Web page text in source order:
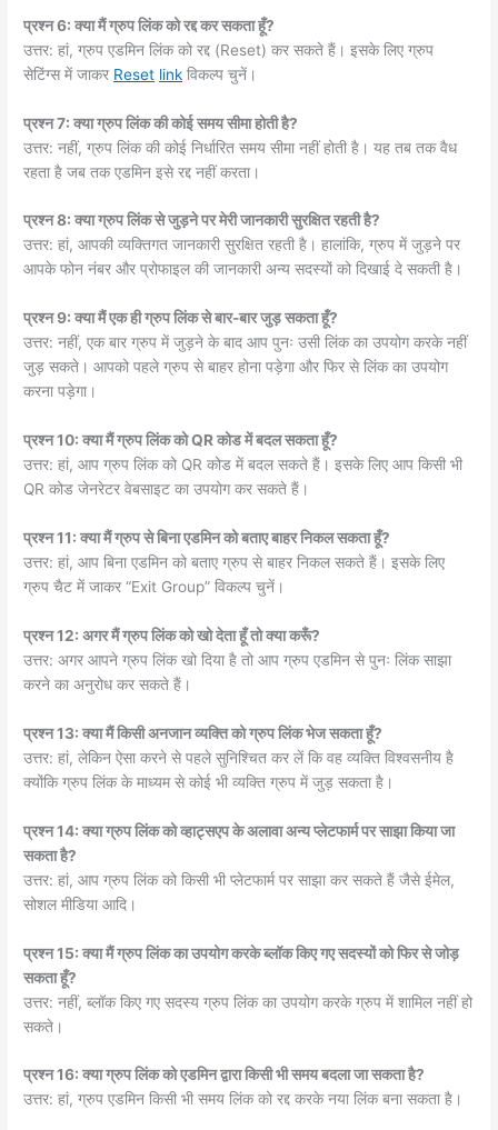
प्रश्न 6: क्या मैं ग्रुप लिंक को रद्द कर सकता हूँ?
उत्तर: हां, ग्रुप एडमिन लिंक को रद्द (Reset) कर सकते हैं। इसके लिए ग्रुप
सेटिंग्स में जाकर Reset link विकल्प चुनें।
प्रश्न 7: क्या ग्रुप लिंक की कोई समय सीमा होती है?
उत्तर: नहीं, ग्रुप लिंक की कोई निर्धारित समय सीमा नहीं होती है। यह तब तक वैध
रहता है जब तक एडमिन इसे रद्द नहीं करता।
प्रश्न 8: क्या ग्रुप लिंक से जुड़ने पर मेरी जानकारी सुरक्षित रहती है?
उत्तर: हां, आपकी व्यक्तिगत जानकारी सुरक्षित रहती है। हालांकि, ग्रुप में जुड़ने पर
आपके फोन नंबर और प्रोफाइल की जानकारी अन्य सदस्यों को दिखाई दे सकती है।
प्रश्न 9: क्या मैं एक ही ग्रुप लिंक से बार-बार जुड़ सकता हूँ?
उत्तर: नहीं, एक बार ग्रुप में जुड़ने के बाद आप पुनः उसी लिंक का उपयोग करके नहीं
जुड़ सकते। आपको पहले ग्रुप से बाहर होना पड़ेगा और फिर से लिंक का उपयोग
करना पड़ेगा।
प्रश्न 10: क्या मैं ग्रुप लिंक को QR कोड में बदल सकता हूँ?
उत्तर: हां, आप ग्रुप लिंक को QR कोड में बदल सकते हैं। इसके लिए आप किसी भी
QR कोड जेनरेटर वेबसाइट का उपयोग कर सकते हैं।
प्रश्न 11: क्या मैं ग्रुप से बिना एडमिन को बताए बाहर निकल सकता हूँ?
उत्तर: हां, आप बिना एडमिन को बताए ग्रुप से बाहर निकल सकते हैं। इसके लिए
ग्रुप चैट में जाकर “Exit Group” विकल्प चुनें।
प्रश्न 12: अगर मैं ग्रुप लिंक को खो देता हूँ तो क्या करूँ?
उत्तर: अगर आपने ग्रुप लिंक खो दिया है तो आप ग्रुप एडमिन से पुनः लिंक साझा
करने का अनुरोध कर सकते हैं।
प्रश्न 13: क्या मैं किसी अनजान व्यक्ति को ग्रुप लिंक भेज सकता हूँ?
उत्तर: हां, लेकिन ऐसा करने से पहले सुनिश्चित कर लें कि वह व्यक्ति विश्वसनीय है
क्योंकि ग्रुप लिंक के माध्यम से कोई भी व्यक्ति ग्रुप में जुड़ सकता है।
प्रश्न 14: क्या ग्रुप लिंक को व्हाट्सएप के अलावा अन्य प्लेटफार्म पर साझा किया जा
सकता है?
उत्तर: हां, आप ग्रुप लिंक को किसी भी प्लेटफार्म पर साझा कर सकते हैं जैसे ईमेल,
सोशल मीडिया आदि।
प्रश्न 15: क्या मैं ग्रुप लिंक का उपयोग करके ब्लॉक किए गए सदस्यों को फिर से जोड़
सकता हूँ?
उत्तर: नहीं, ब्लॉक किए गए सदस्य ग्रुप लिंक का उपयोग करके ग्रुप में शामिल नहीं हो
सकते।
प्रश्न 16: क्या ग्रुप लिंक को एडमिन द्वारा किसी भी समय बदला जा सकता है?
उत्तर: हां, ग्रुप एडमिन किसी भी समय लिंक को रद्द करके नया लिंक बना सकता है।